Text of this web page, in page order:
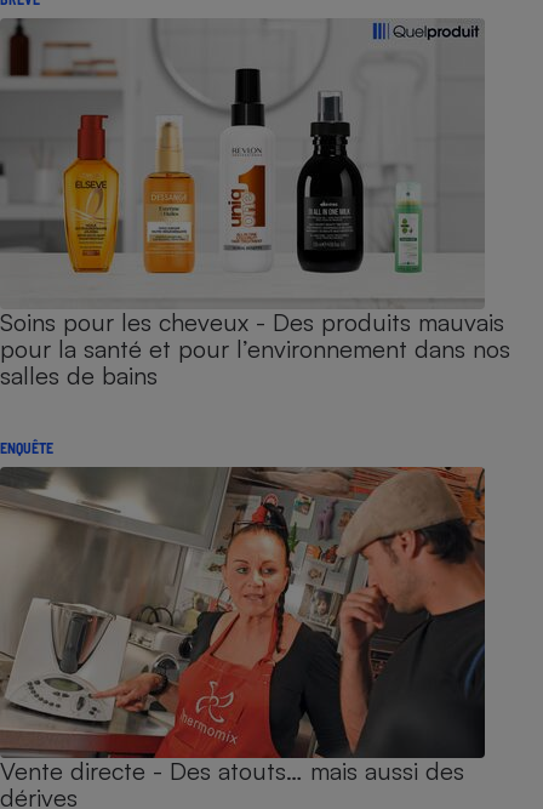
Soins pour les cheveux - Des produits mauvais
pour la santé et pour l’environnement dans nos
salles de bains
ENQUÊTE
Vente directe - Des atouts… mais aussi des
dérives